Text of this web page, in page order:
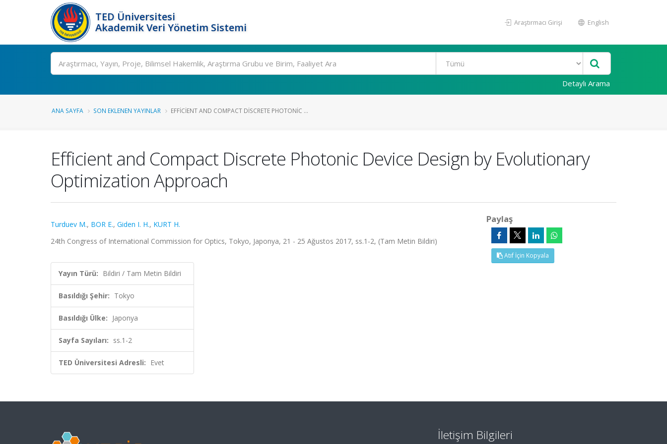
TED Üniversitesi
Akademik Veri Yönetim Sistemi
Araştırmacı Girişi English
Ara
Detaylı Arama
ANA SAYFA SON EKLENEN YAYINLAR EFFICIENT AND COMPACT DISCRETE PHOTONIC ...
Efficient and Compact Discrete Photonic Device Design by Evolutionary
Optimization Approach
Turduev M., BOR E., Giden I. H., KURT H.
24th Congress of International Commission for Optics, Tokyo, Japonya, 21 - 25 Ağustos 2017, ss.1-2, (Tam Metin Bildiri)
Yayın Türü: Bildiri / Tam Metin Bildiri
Basıldığı Şehir: Tokyo
Basıldığı Ülke: Japonya
Sayfa Sayıları: ss.1-2
TED Üniversitesi Adresli: Evet
Paylaş
Atıf İçin Kopyala
İletişim Bilgileri